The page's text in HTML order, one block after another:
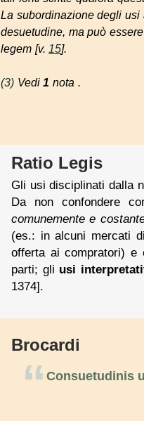
La subordinazione degli
desuetudine, ma può
legem [v. 15].
(3) Vedi1 nota .
Ratio Legis
Gli usi disciplinati dalla
Da non confondere
comunemente e
(es.: in alcuni mercati
offerta ai compratori) e
parti; gli usi
1374].
Brocardi
“ Consuetudinis